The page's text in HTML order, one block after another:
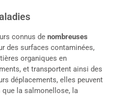
connus de nombreuses
des surfaces contaminées,
organiques en
et transportent ainsi des
déplacements, elles peuvent
la salmonellose, la